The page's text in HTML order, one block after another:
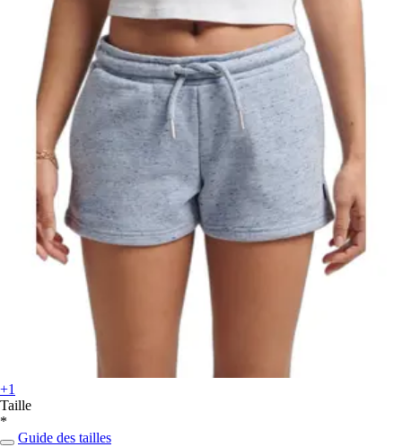
+1
Taille
*
Guide des tailles